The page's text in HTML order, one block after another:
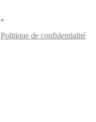
»
Politique de confidentialité